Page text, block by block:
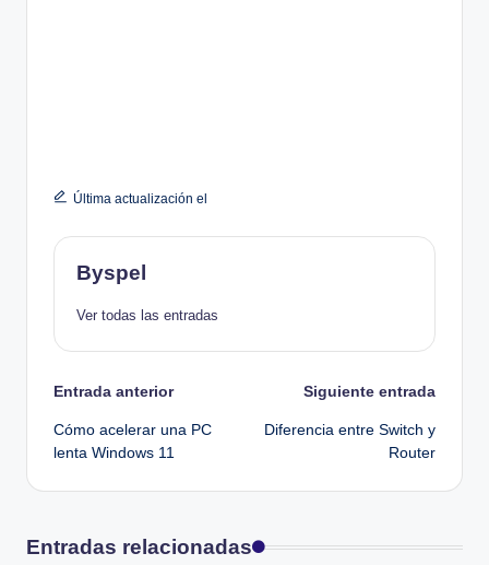
Última actualización el
Byspel
Ver todas las entradas
Navegación
de
entradas
Entrada anterior
Cómo acelerar una PC
lenta Windows 11
Siguiente entrada
Diferencia entre Switch y
Router
Entradas relacionadas